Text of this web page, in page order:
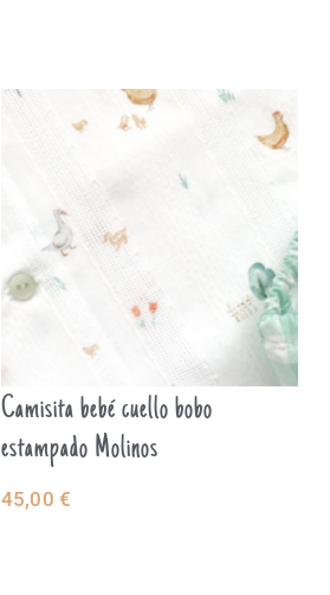
Camisita bebé cuello bobo
estampado Molinos
45,00 €